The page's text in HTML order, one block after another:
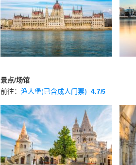
景点/场馆
前往： 渔人堡(已含成人门票) 4.7/5